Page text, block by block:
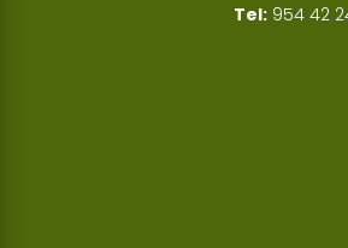
Tel: 954 42